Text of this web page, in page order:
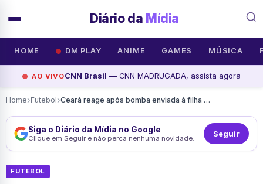
Diário da Mídia
HOME DM PLAY ANIME GAMES MÚSICA
AO VIVOCNN Brasil — CNN MADRUGADA, assista agora
Home›Futebol› Ceará reage após bomba enviada à filha do presidente
Siga o Diário da Mídia no Google
Clique em Seguir e não perca nenhuma novidade. Seguir
FUTEBOL